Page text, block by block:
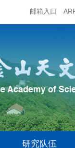
邮箱入口
研究队伍